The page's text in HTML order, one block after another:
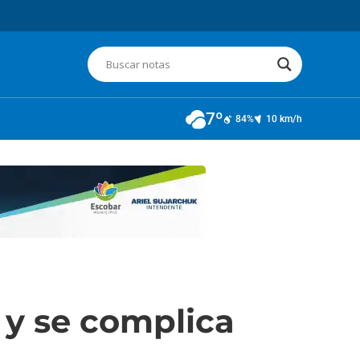
7º 84% 10 km/h
se complica